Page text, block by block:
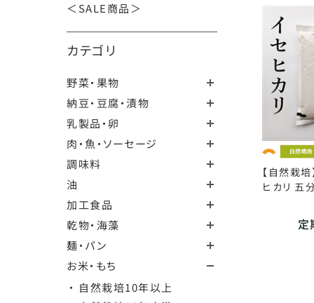
＜SALE商品＞
カテゴリ
野菜・果物
納豆・豆腐・漬物
乳製品・卵
肉・魚・ソーセージ
調味料
油
加工食品
乾物・海藻
麺・パン
お米・もち
・ 自然栽培10年以上
【自然栽
ヒカリ 五